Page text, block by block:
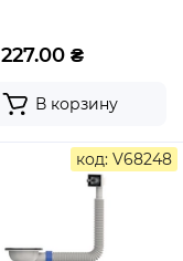
227.00 ₴
В корзину
код: V68248